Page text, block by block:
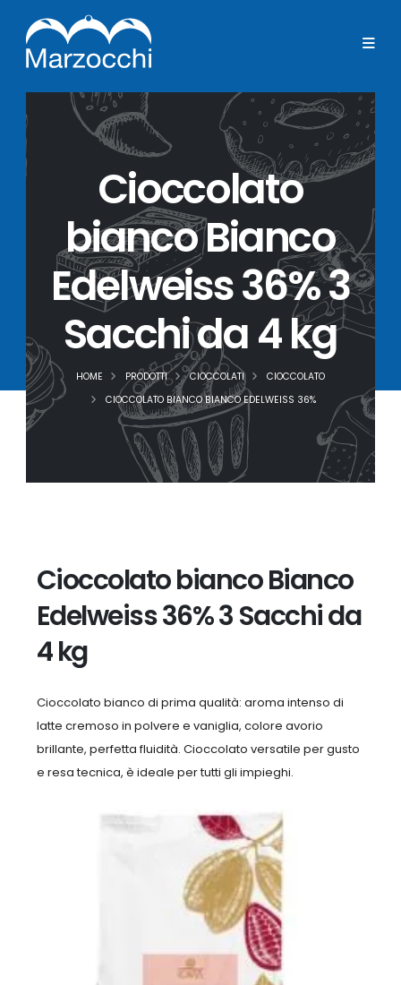
Cioccolato
bianco Bianco
Edelweiss 36% 3
Sacchi da 4 kg
HOME PRODOTTI CIOCCOLATI
CIOCCOLATO
CIOCCOLATO BIANCO BIANCO EDELWEISS 36%
Cioccolato bianco Bianco
Edelweiss 36% 3 Sacchi da
4 kg
Cioccolato bianco di prima qualità: aroma intenso di
latte cremoso in polvere e vaniglia, colore avorio
brillante, perfetta fluidità. Cioccolato versatile per gusto
e resa tecnica, è ideale per tutti gli impieghi.